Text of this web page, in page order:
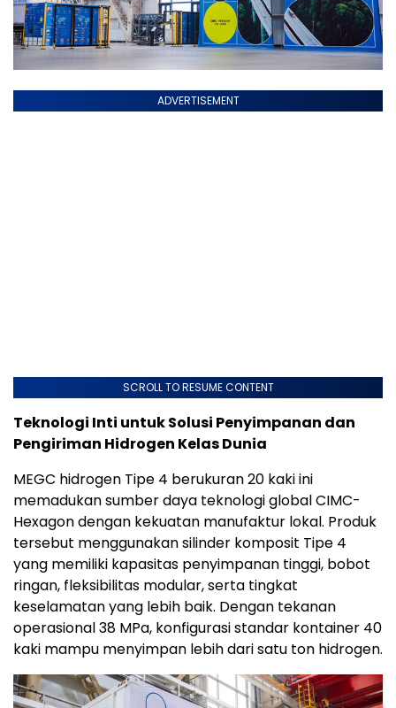
ADVERTISEMENT
SCROLL TO RESUME CONTENT
Teknologi Inti untuk Solusi Penyimpanan dan
Pengiriman Hidrogen Kelas Dunia
MEGC hidrogen Tipe 4 berukuran 20 kaki ini
memadukan sumber daya teknologi global CIMC-
Hexagon dengan kekuatan manufaktur lokal. Produk
tersebut menggunakan silinder komposit Tipe 4
yang memiliki kapasitas penyimpanan tinggi, bobot
ringan, fleksibilitas modular, serta tingkat
keselamatan yang lebih baik. Dengan tekanan
operasional 38 MPa, konfigurasi standar kontainer 40
kaki mampu menyimpan lebih dari satu ton hidrogen.